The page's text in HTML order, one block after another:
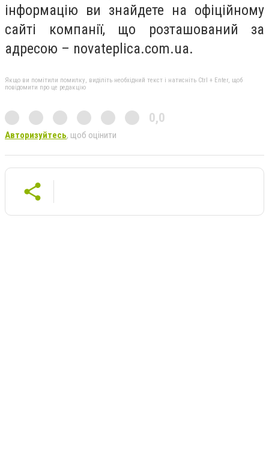
інформацію ви знайдете на офіційному
сайті компанії, що розташований за
адресою – novateplica.com.ua.
Якщо ви помітили помилку, виділіть необхідний текст і натисніть Ctrl + Enter, щоб
повідомити про це редакцію
0,0
Авторизуйтесь, щоб оцінити